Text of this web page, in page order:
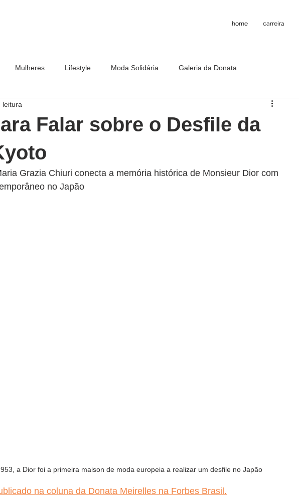
home carreira
Mulheres Lifestyle Moda Solidária Galeria da Donata
Falar sobre o Desfile da
leitura
Grazia Chiuri conecta a memória histórica de Monsieur Dior com
no Japão
a Dior foi a primeira maison de moda europeia a realizar um desfile no Japão
na coluna da Donata Meirelles na Forbes Brasil.